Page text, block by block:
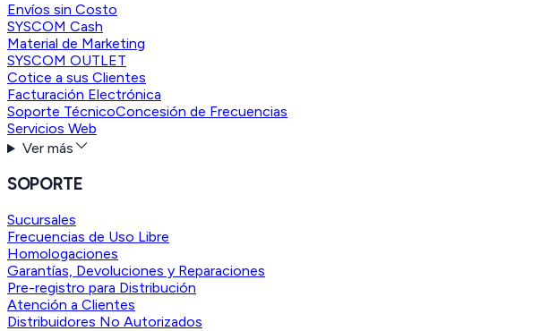
Envíos sin Costo
SYSCOM Cash
Material de Marketing
SYSCOM OUTLET
Cotice a sus Clientes
Facturación Electrónica
Soporte TécnicoConcesión de Frecuencias
Servicios Web
Ver más
SOPORTE
Sucursales
Frecuencias de Uso Libre
Homologaciones
Garantías, Devoluciones y Reparaciones
Pre-registro para Distribución
Atención a Clientes
Distribuidores No Autorizados